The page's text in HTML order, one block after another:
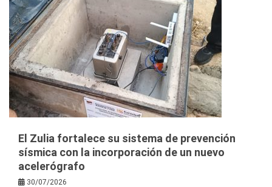
El Zulia fortalece su sistema de prevención
sísmica con la incorporación de un nuevo
acelerógrafo
30/07/2026